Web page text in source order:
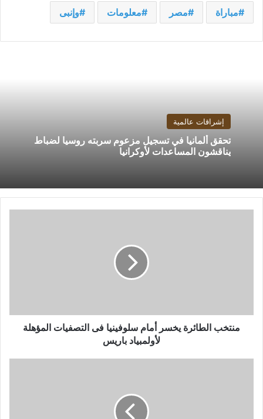
مباراة مصر معلومات وإنبى
إشراقات عالمية
تحقق ألمانيا في تسجيل مزعوم سربته روسيا لضباط
يناقشون المساعدات لأوكرانيا
لأولمبياد
باريسمنتخب الطائرة يخسر أمام سلوفينيا فى التصفيات المؤهلة
لأولمبياد باريس